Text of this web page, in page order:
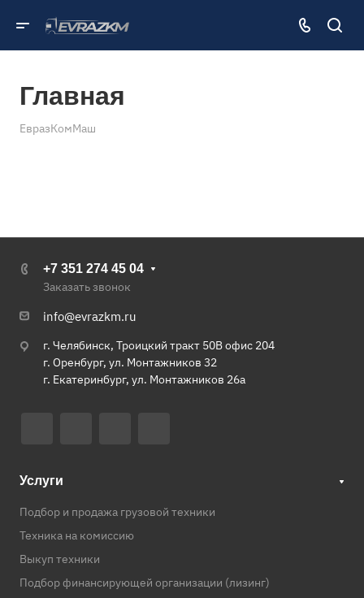
Главная
ЕвразКомМаш
+7 351 274 45 04
Заказать звонок
info@evrazkm.ru
г. Челябинск, Троицкий тракт 50В офис 204
г. Оренбург, ул. Монтажников 32
г. Екатеринбург, ул. Монтажников 26а
Услуги
Подбор и продажа грузовой техники
Техника на комиссию
Выкуп техники
Подбор финансирующей организации (лизинг)